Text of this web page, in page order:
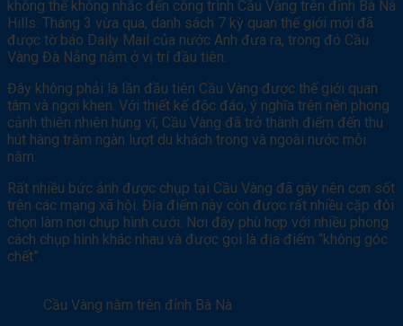
không thể không nhắc đến công trình Cầu Vàng trên đỉnh Bà Nà
Hills. Tháng 3 vừa qua, danh sách 7 kỳ quan thế giới mới đã
được tờ báo Daily Mail của nước Anh đưa ra, trong đó Cầu
Vàng Đà Nẵng nằm ở vị trí đầu tiên.
Đây không phải là lần đầu tiên Cầu Vàng được thế giới quan
tâm và ngợi khen. Với thiết kế độc đáo, ý nghĩa trên nền phong
cảnh thiên nhiên hùng vĩ, Cầu Vàng đã trở thành điểm đến thu
hút hàng trăm ngàn lượt du khách trong và ngoài nước mỗi
năm.
Rất nhiều bức ảnh được chụp tại Cầu Vàng đã gây nên cơn sốt
trên các mạng xã hội. Địa điểm này còn được rất nhiều cặp đôi
chọn làm nơi chụp hình cưới. Nơi đây phù hợp với nhiều phong
cách chụp hình khác nhau và được gọi là địa điểm “không góc
chết”.
Cầu Vàng nằm trên đỉnh Bà Nà